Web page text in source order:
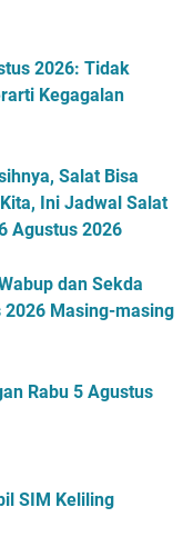
2026: Tidak
Kegagalan
Salat Bisa
Ini Jadwal Salat
Agustus 2026
dan Sekda
2026 Masing-masing
Rabu 5 Agustus
SIM Keliling